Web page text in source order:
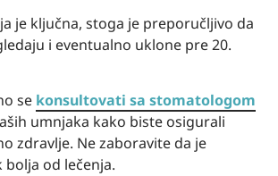
je ključna, stoga je preporučljivo da
i eventualno uklone pre 20.
se konsultovati sa stomatologom
umnjaka kako biste osigurali
zdravlje. Ne zaboravite da je
bolja od lečenja.